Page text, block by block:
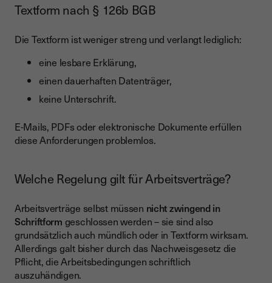
Textform nach § 126b BGB
Die Textform ist weniger streng und verlangt lediglich:
eine lesbare Erklärung,
einen dauerhaften Datenträger,
keine Unterschrift.
E-Mails, PDFs oder elektronische Dokumente erfüllen
diese Anforderungen problemlos.
Welche Regelung gilt für Arbeitsverträge?
Arbeitsverträge selbst müssen nicht zwingend in
Schriftform geschlossen werden – sie sind also
grundsätzlich auch mündlich oder in Textform wirksam.
Allerdings galt bisher durch das Nachweisgesetz die
Pflicht, die Arbeitsbedingungen schriftlich
auszuhändigen.